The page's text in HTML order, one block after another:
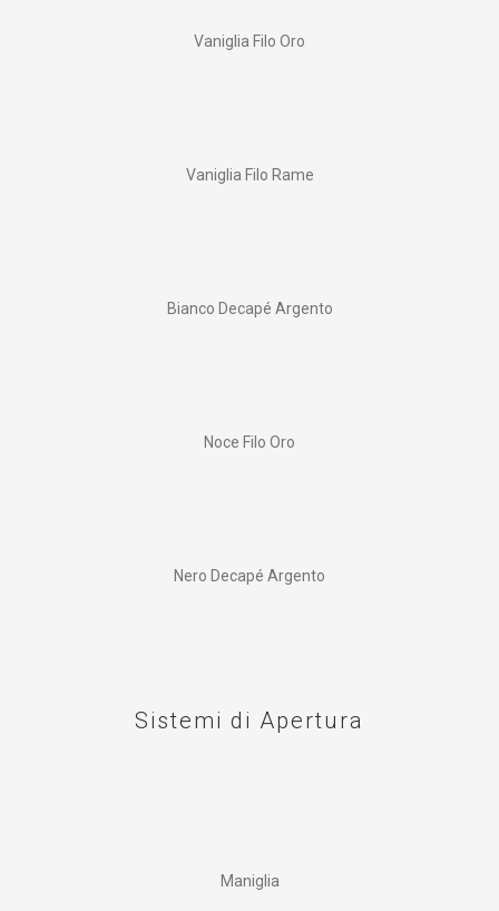
Vaniglia Filo Oro
Vaniglia Filo Rame
Bianco Decapé Argento
Noce Filo Oro
Nero Decapé Argento
Sistemi di Apertura
Maniglia